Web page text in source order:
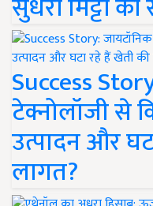
सुधरी मिट्टी
Success
टेक्नोलॉजी से
उत्पादन और
लागत?